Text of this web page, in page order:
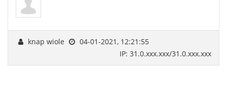
knap wiole
04-01-2021, 12:21:55
IP: 31.0.xxx.xxx/31.0.xxx.xxx